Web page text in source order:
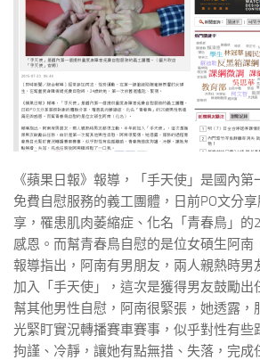
《蘋果日報》報導，「手天使」是國內
免費自慰服務的義工團體，日前PO文分
享，罹患肌肉萎縮症、化名「青春鳥」的
感恩。而幫青春鳥自慰的是位女碩生阿南
報導指出，阿南有男朋友，兩人親熱時男
加入「手天使」，這次是獲得男友鼓勵出
幫其他男性自慰，阿南很緊張，她透露，
光緊盯實況轉播賽車賽事，似乎對性有些
拘謹、冷靜，讓她有點無措、失落，完成